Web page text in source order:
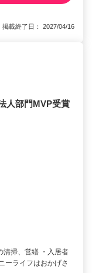
載終了日： 2027/04/16
人部門MVP受賞
清掃、営繕 ・入居者
ライフはおかげさ